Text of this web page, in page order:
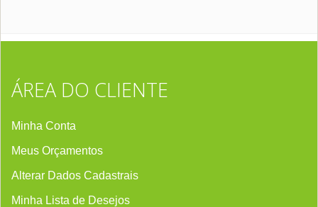
ÁREA DO CLIENTE
Minha Conta
Meus Orçamentos
Alterar Dados Cadastrais
Minha Lista de Desejos